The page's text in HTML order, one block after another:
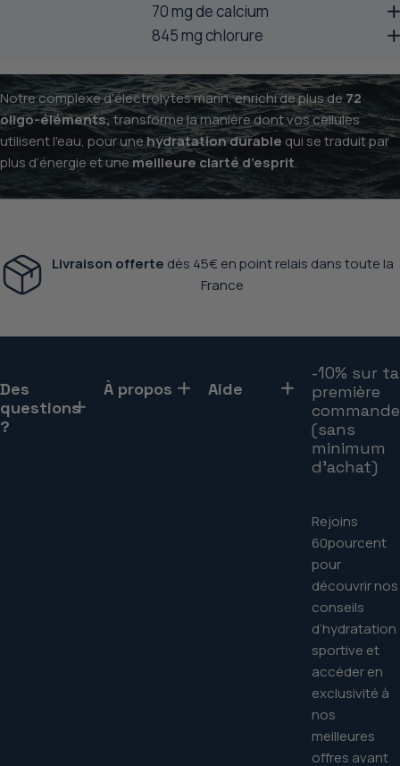
70 mg de calcium
845 mg chlorure
Notre complexe d'électrolytes marin, enrichi de plus de72
oligo-éléments,transforme la manière dont vos cellules
utilisent l'eau, pour unehydratation durable qui se traduit par
plus d’énergie et unemeilleure clarté d’esprit.
Livraison offerte dès 45€ en point relais dans toute la
France
Des
questions
?
À propos Aide
-10% sur ta
première
commande
(sans
minimum
d'achat)
Rejoins
60pourcent
pour
découvrir nos
conseils
d’hydratation
sportive et
accéder en
exclusivité à
nos
meilleures
offres avant